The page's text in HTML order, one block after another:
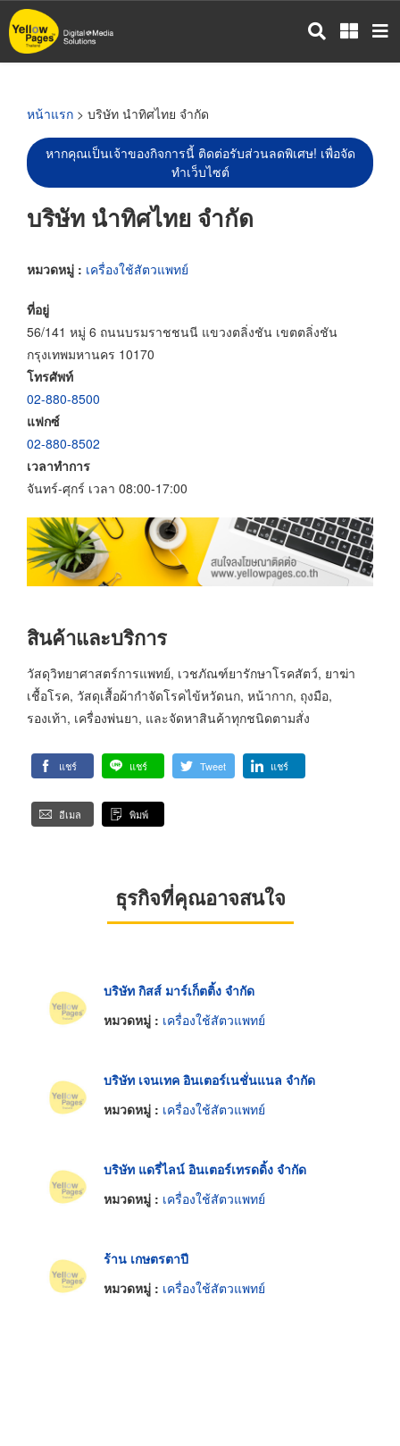
ข้าม
ไป
หน้าแรก > บริษัท นำทิศไทย จำกัด
หากคุณเป็นเจ้าของกิจการนี้ ติดต่อรับส่วนลดพิเศษ! เพื่อจัด
ทำเว็บไซต์
บริษัท นำทิศไทย จำกัด
หมวดหมู่ : เครื่องใช้สัตวแพทย์
ที่อยู่
56/141 หมู่ 6 ถนนบรมราชชนนี แขวงตลิ่งชัน เขตตลิ่งชัน
กรุงเทพมหานคร 10170
โทรศัพท์
02-880-8500
แฟกซ์
02-880-8502
เวลาทำการ
จันทร์-ศุกร์ เวลา 08:00-17:00
สินค้าและบริการ
วัสดุวิทยาศาสตร์การแพทย์, เวชภัณฑ์ยารักษาโรคสัตว์, ยาฆ่า
เชื้อโรค, วัสดุเสื้อผ้ากำจัดโรคไข้หวัดนก, หน้ากาก, ถุงมือ,
รองเท้า, เครื่องพ่นยา, และจัดหาสินค้าทุกชนิดตามสั่ง
แชร์ แชร์ Tweet แชร์
อีเมล พิมพ์
ธุรกิจที่คุณอาจสนใจ
บริษัท กิสส์ มาร์เก็ตติ้ง จำกัด
หมวดหมู่ : เครื่องใช้สัตวแพทย์
บริษัท เจนเทค อินเตอร์เนชั่นแนล จำกัด
หมวดหมู่ : เครื่องใช้สัตวแพทย์
บริษัท แดรี่ไลน์ อินเตอร์เทรดดิ้ง จำกัด
หมวดหมู่ : เครื่องใช้สัตวแพทย์
ร้าน เกษตรตาปี
หมวดหมู่ : เครื่องใช้สัตวแพทย์